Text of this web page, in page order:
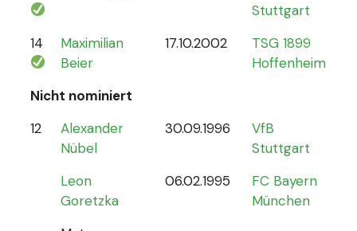
Stuttgart
14
Maximilian
Beier
17.10.2002
TSG 1899
Hoffenheim
Nicht nominiert
12
Alexander
Nübel
30.09.1996
VfB
Stuttgart
Leon
Goretzka
06.02.1995
FC Bayern
München